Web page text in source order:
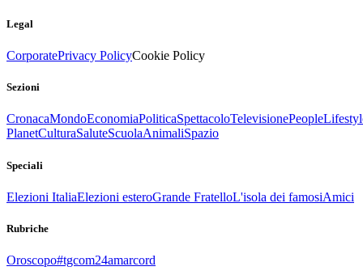
Legal
CorporatePrivacy PolicyCookie Policy
Sezioni
CronacaMondoEconomiaPoliticaSpettacoloTelevisionePeople
PlanetCulturaSaluteScuolaAnimaliSpazio
Speciali
Elezioni ItaliaElezioni esteroGrande FratelloL'isola dei famosiAmici
Rubriche
Oroscopo#tgcom24amarcord